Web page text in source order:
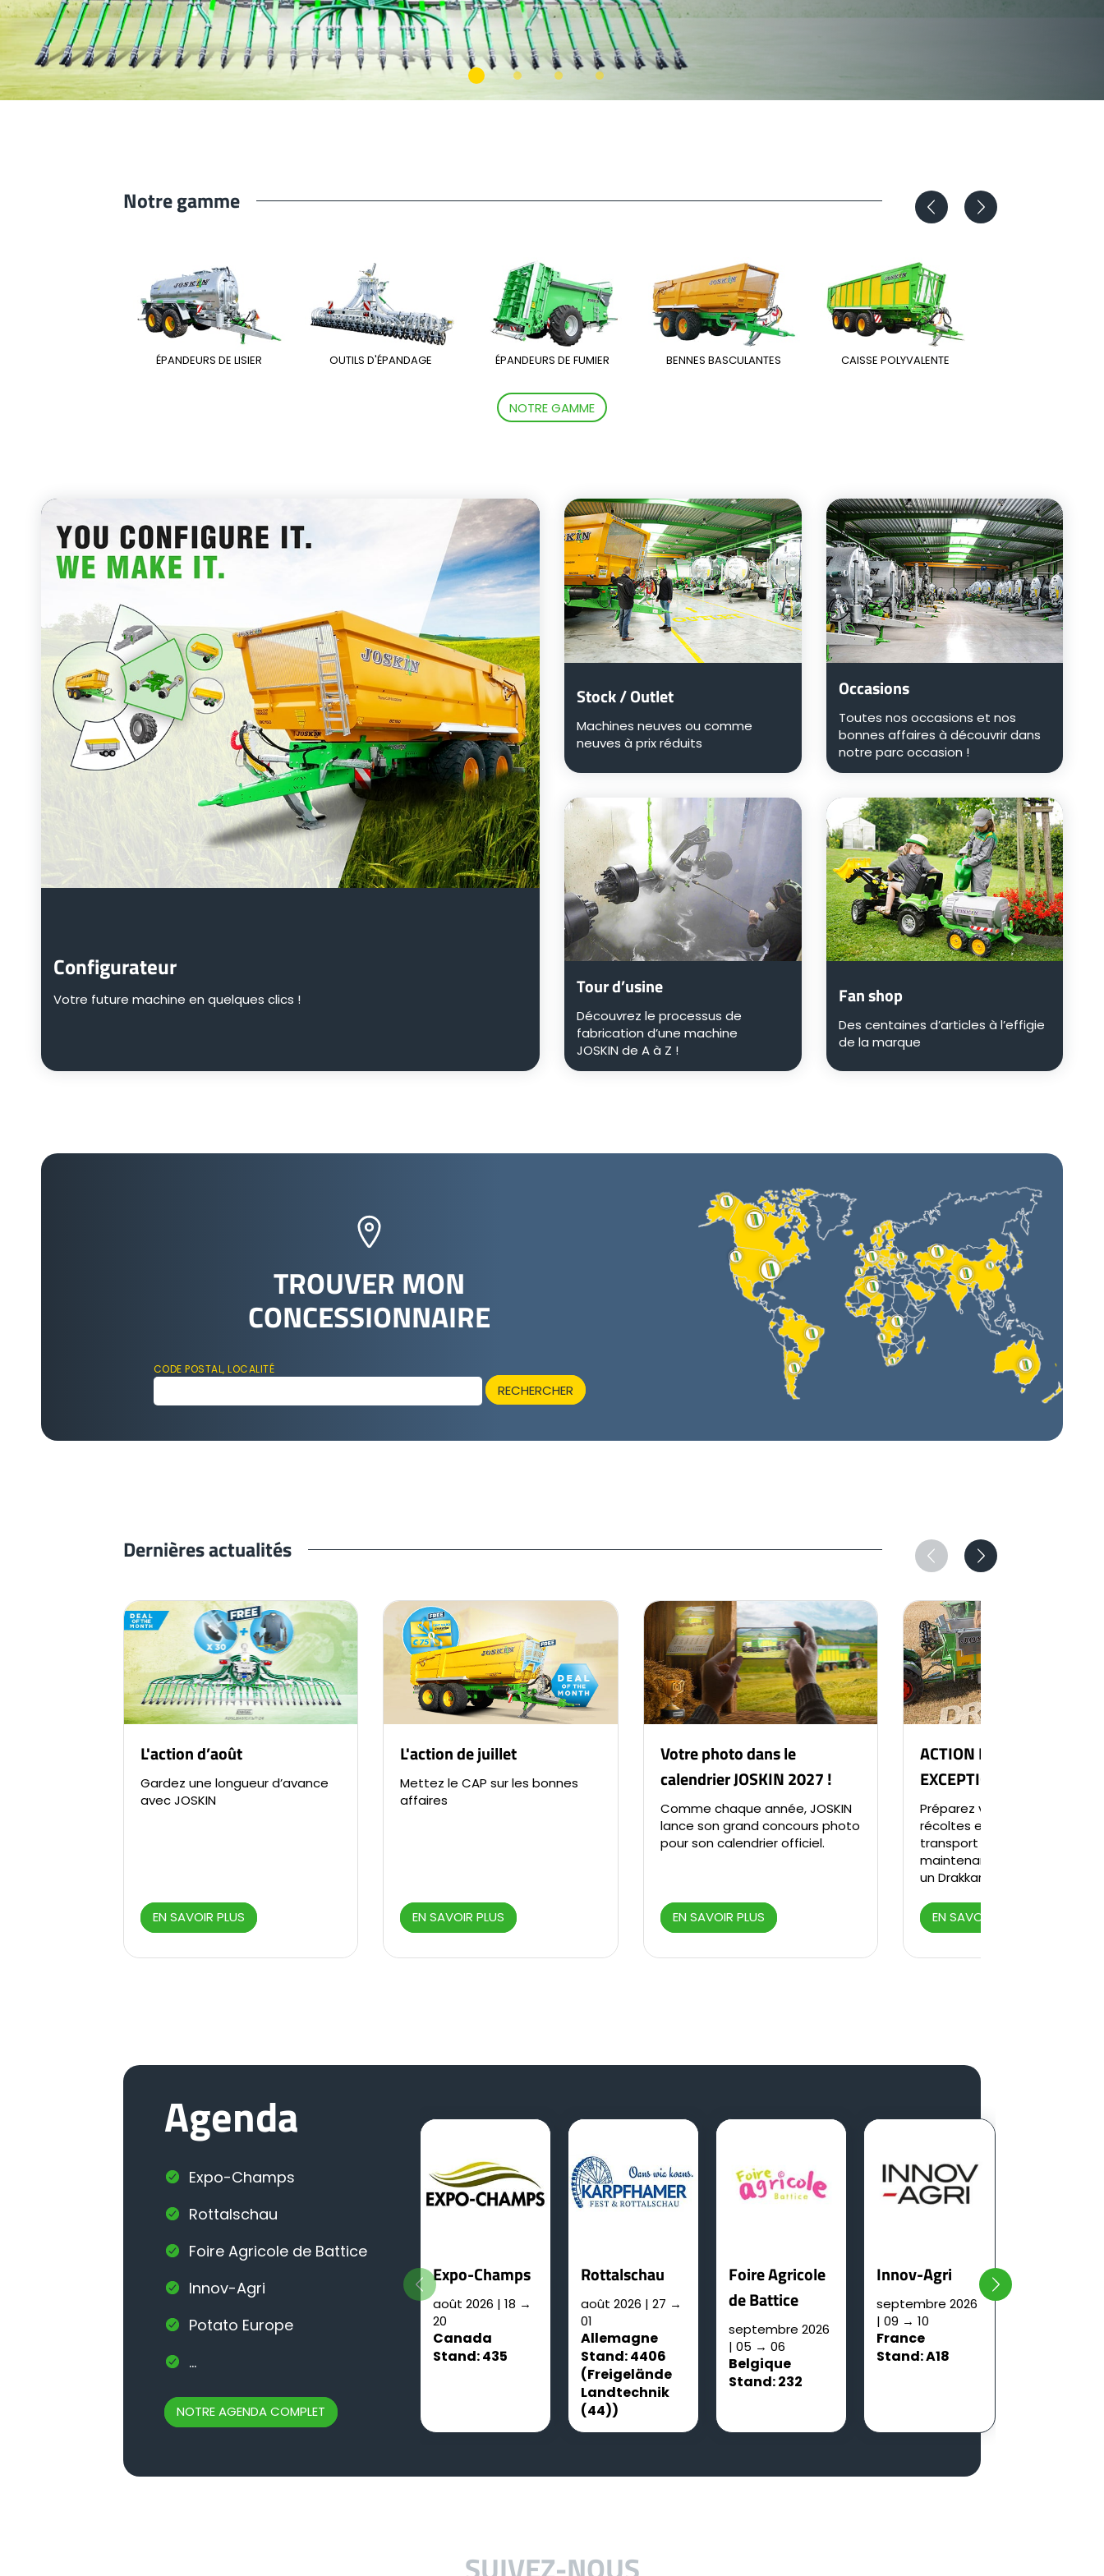
TONNES ET BACS À EAU
HYDROCUREUSES
MÉLANGEUR DE FOSSES
SHOWROOM VIRTUEL
TOUR D’USINE
STAND VIRTUEL
Suomi Magyar
Eesti keel Slovenija
Česká republika Srpski Yкраїнська мова
日本語 中文 Português
Notre gamme
ÉPANDEURS DE LISIER OUTILS D'ÉPANDAGE ÉPANDEURS DE FUMIER BENNES BASCULANTES CAISSE POLYVALENTE
NOTRE GAMME
Configurateur
Votre future machine en quelques clics !
Stock / Outlet
Machines neuves ou comme
neuves à prix réduits
Occasions
Toutes nos occasions et nos
bonnes affaires à découvrir dans
notre parc occasion !
Tour d’usine
Découvrez le processus de
fabrication d’une machine
JOSKIN de A à Z !
Fan shop
Des centaines d’articles à l’effigie
de la marque
TROUVER MON
CONCESSIONNAIRE
CODE POSTAL, LOCALITÉ
RECHERCHER
Dernières actualités
L'action d’août
Gardez une longueur d’avance
avec JOSKIN
EN SAVOIR PLUS
L'action de juillet
Mettez le CAP sur les bonnes
affaires
EN SAVOIR PLUS
Votre photo dans le
calendrier JOSKIN 2027 !
Comme chaque année, JOSKIN
lance son grand concours photo
pour son calendrier officiel.
EN SAVOIR PLUS
ACTION DRAKKAR
EXCEPTIONNELLE
Préparez votre saison de
récoltes et vos périodes de
transport intensif dès
maintenant en vous
un Drakkar JOSKI...
EN SAVOIR PLUS
Agenda
Expo-Champs
Rottalschau
Foire Agricole de Battice
Innov-Agri
Potato Europe
...
NOTRE AGENDA COMPLET
Expo-Champs
août 2026 | 18 →
20
Canada
Stand: 435
Rottalschau
août 2026 | 27 →
01
Allemagne
Stand: 4406
(Freigelände
Landtechnik
(44))
Foire Agricole
de Battice
septembre 2026
| 05 → 06
Belgique
Stand: 232
Innov-Agri
septembre 2026
| 09 → 10
France
Stand: A18